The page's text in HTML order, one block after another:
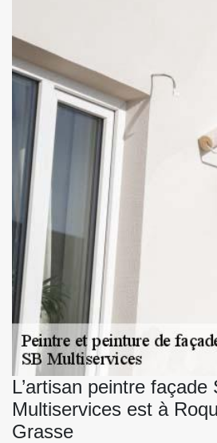
L’artisan peintre façade
Multiservices est à
Grasse